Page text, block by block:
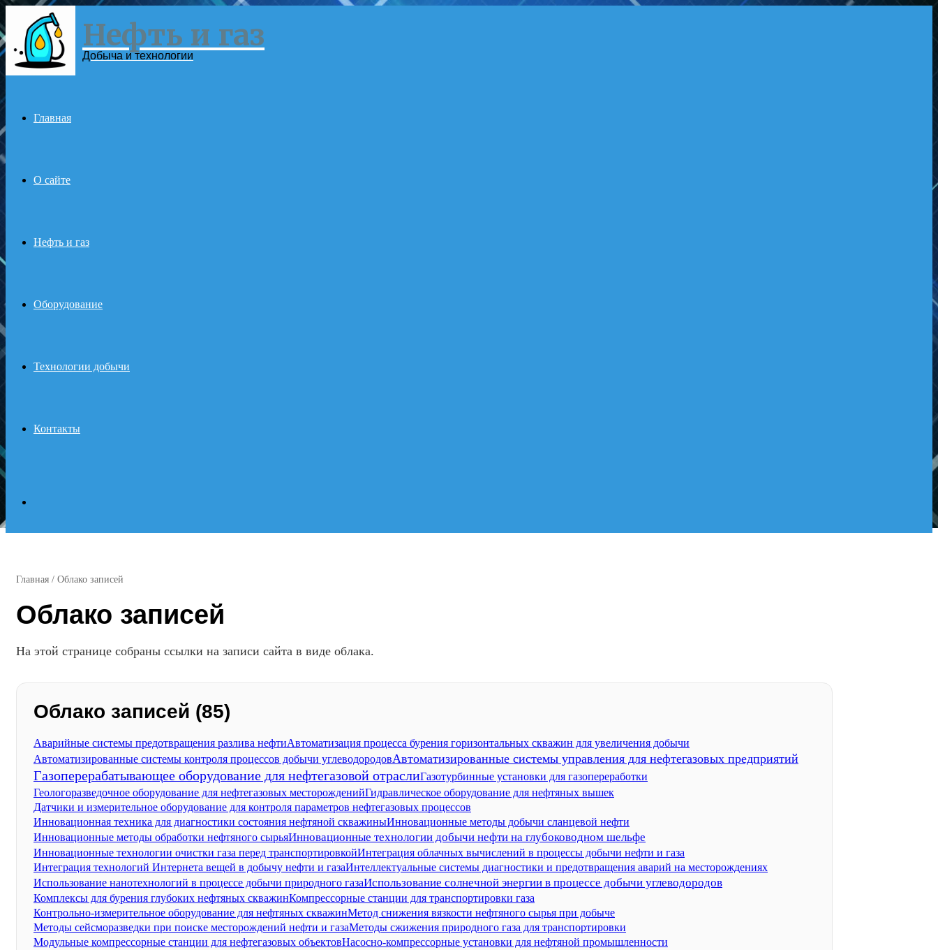
Menu Нефть и газ
Добыча и технологии
Главная
О сайте
Нефть и газ
Оборудование
Технологии добычи
Контакты
Главная / Облако записей
Облако записей
На этой странице собраны ссылки на записи сайта в виде облака.
Облако записей (85)
Аварийные системы предотвращения разлива нефтиАвтоматизация процесса бурения горизонтальных скважин для увеличения добычи
Автоматизированные системы контроля процессов добычи углеводородовАвтоматизированные системы управления для нефтегазовых предприятий
Газоперерабатывающее оборудование для нефтегазовой отраслиГазотурбинные установки для газопереработки
Геологоразведочное оборудование для нефтегазовых месторожденийГидравлическое оборудование для нефтяных вышек
Датчики и измерительное оборудование для контроля параметров нефтегазовых процессов
Инновационная техника для диагностики состояния нефтяной скважиныИнновационные методы добычи сланцевой нефти
Инновационные методы обработки нефтяного сырьяИнновационные технологии добычи нефти на глубоководном шельфе
Инновационные технологии очистки газа перед транспортировкойИнтеграция облачных вычислений в процессы добычи нефти и газа
Интеграция технологий Интернета вещей в добычу нефти и газаИнтеллектуальные системы диагностики и предотвращения аварий на месторождениях
Использование нанотехнологий в процессе добычи природного газаИспользование солнечной энергии в процессе добычи углеводородов
Комплексы для бурения глубоких нефтяных скважинКомпрессорные станции для транспортировки газа
Контрольно-измерительное оборудование для нефтяных скважинМетод снижения вязкости нефтяного сырья при добыче
Методы сейсморазведки при поиске месторождений нефти и газаМетоды сжижения природного газа для транспортировки
Модульные компрессорные станции для нефтегазовых объектовНасосно-компрессорные установки для нефтяной промышленности